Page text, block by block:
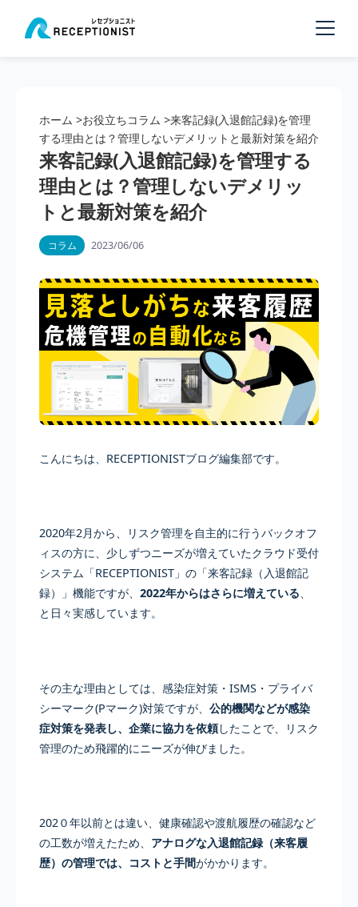
ホーム >お役立ちコラム >来客記録(入退館記録)を管理
する理由とは？管理しないデメリットと最新対策を紹介
来客記録(入退館記録)を管理する
理由とは？管理しないデメリッ
トと最新対策を紹介
コラム 2023/06/06
こんにちは、RECEPTIONISTブログ編集部です。
2020年2月から、リスク管理を自主的に行うバックオフ
ィスの方に、少しずつニーズが増えていたクラウド受付
システム「RECEPTIONIST」の「来客記録（入退館記
録）」機能ですが、 2022年からはさらに増えている、
と日々実感しています。
その主な理由としては、感染症対策・ISMS・プライバ
シーマーク(Pマーク)対策ですが、 公的機関などが感染
症対策を発表し、企業に協力を依頼したことで、リスク
管理のため飛躍的にニーズが伸びました。
202０年以前とは違い、健康確認や渡航履歴の確認など
の工数が増えたため、 アナログな入退館記録（来客履
歴）の管理では、コストと手間がかかります。